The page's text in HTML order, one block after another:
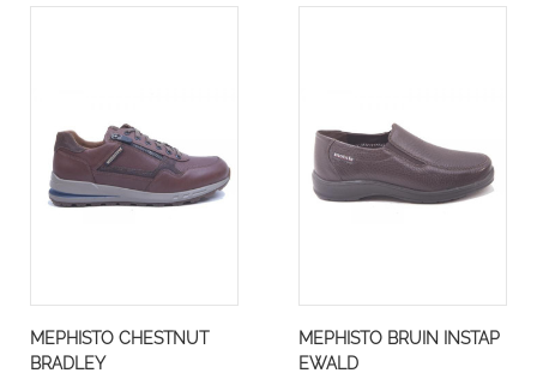
MEPHISTO CHESTNUT
BRADLEY
MEPHISTO BRUIN INSTAP
EWALD